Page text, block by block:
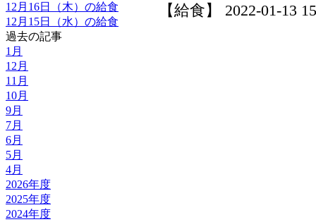
12月16日（木）の給食
12月15日（水）の給食
過去の記事
1月
12月
11月
10月
9月
7月
6月
5月
4月
2026年度
2025年度
2024年度
【給食】 2022-01-13